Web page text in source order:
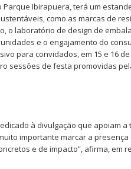
Parque Ibirapuera, terá um
como as marcas de
o laboratório de design de
e o engajamento do
para convidados, em 15 e 16
sessões de festa promovidas
à divulgação que apoiam
importante marcar a
e de impacto”, afirma, em